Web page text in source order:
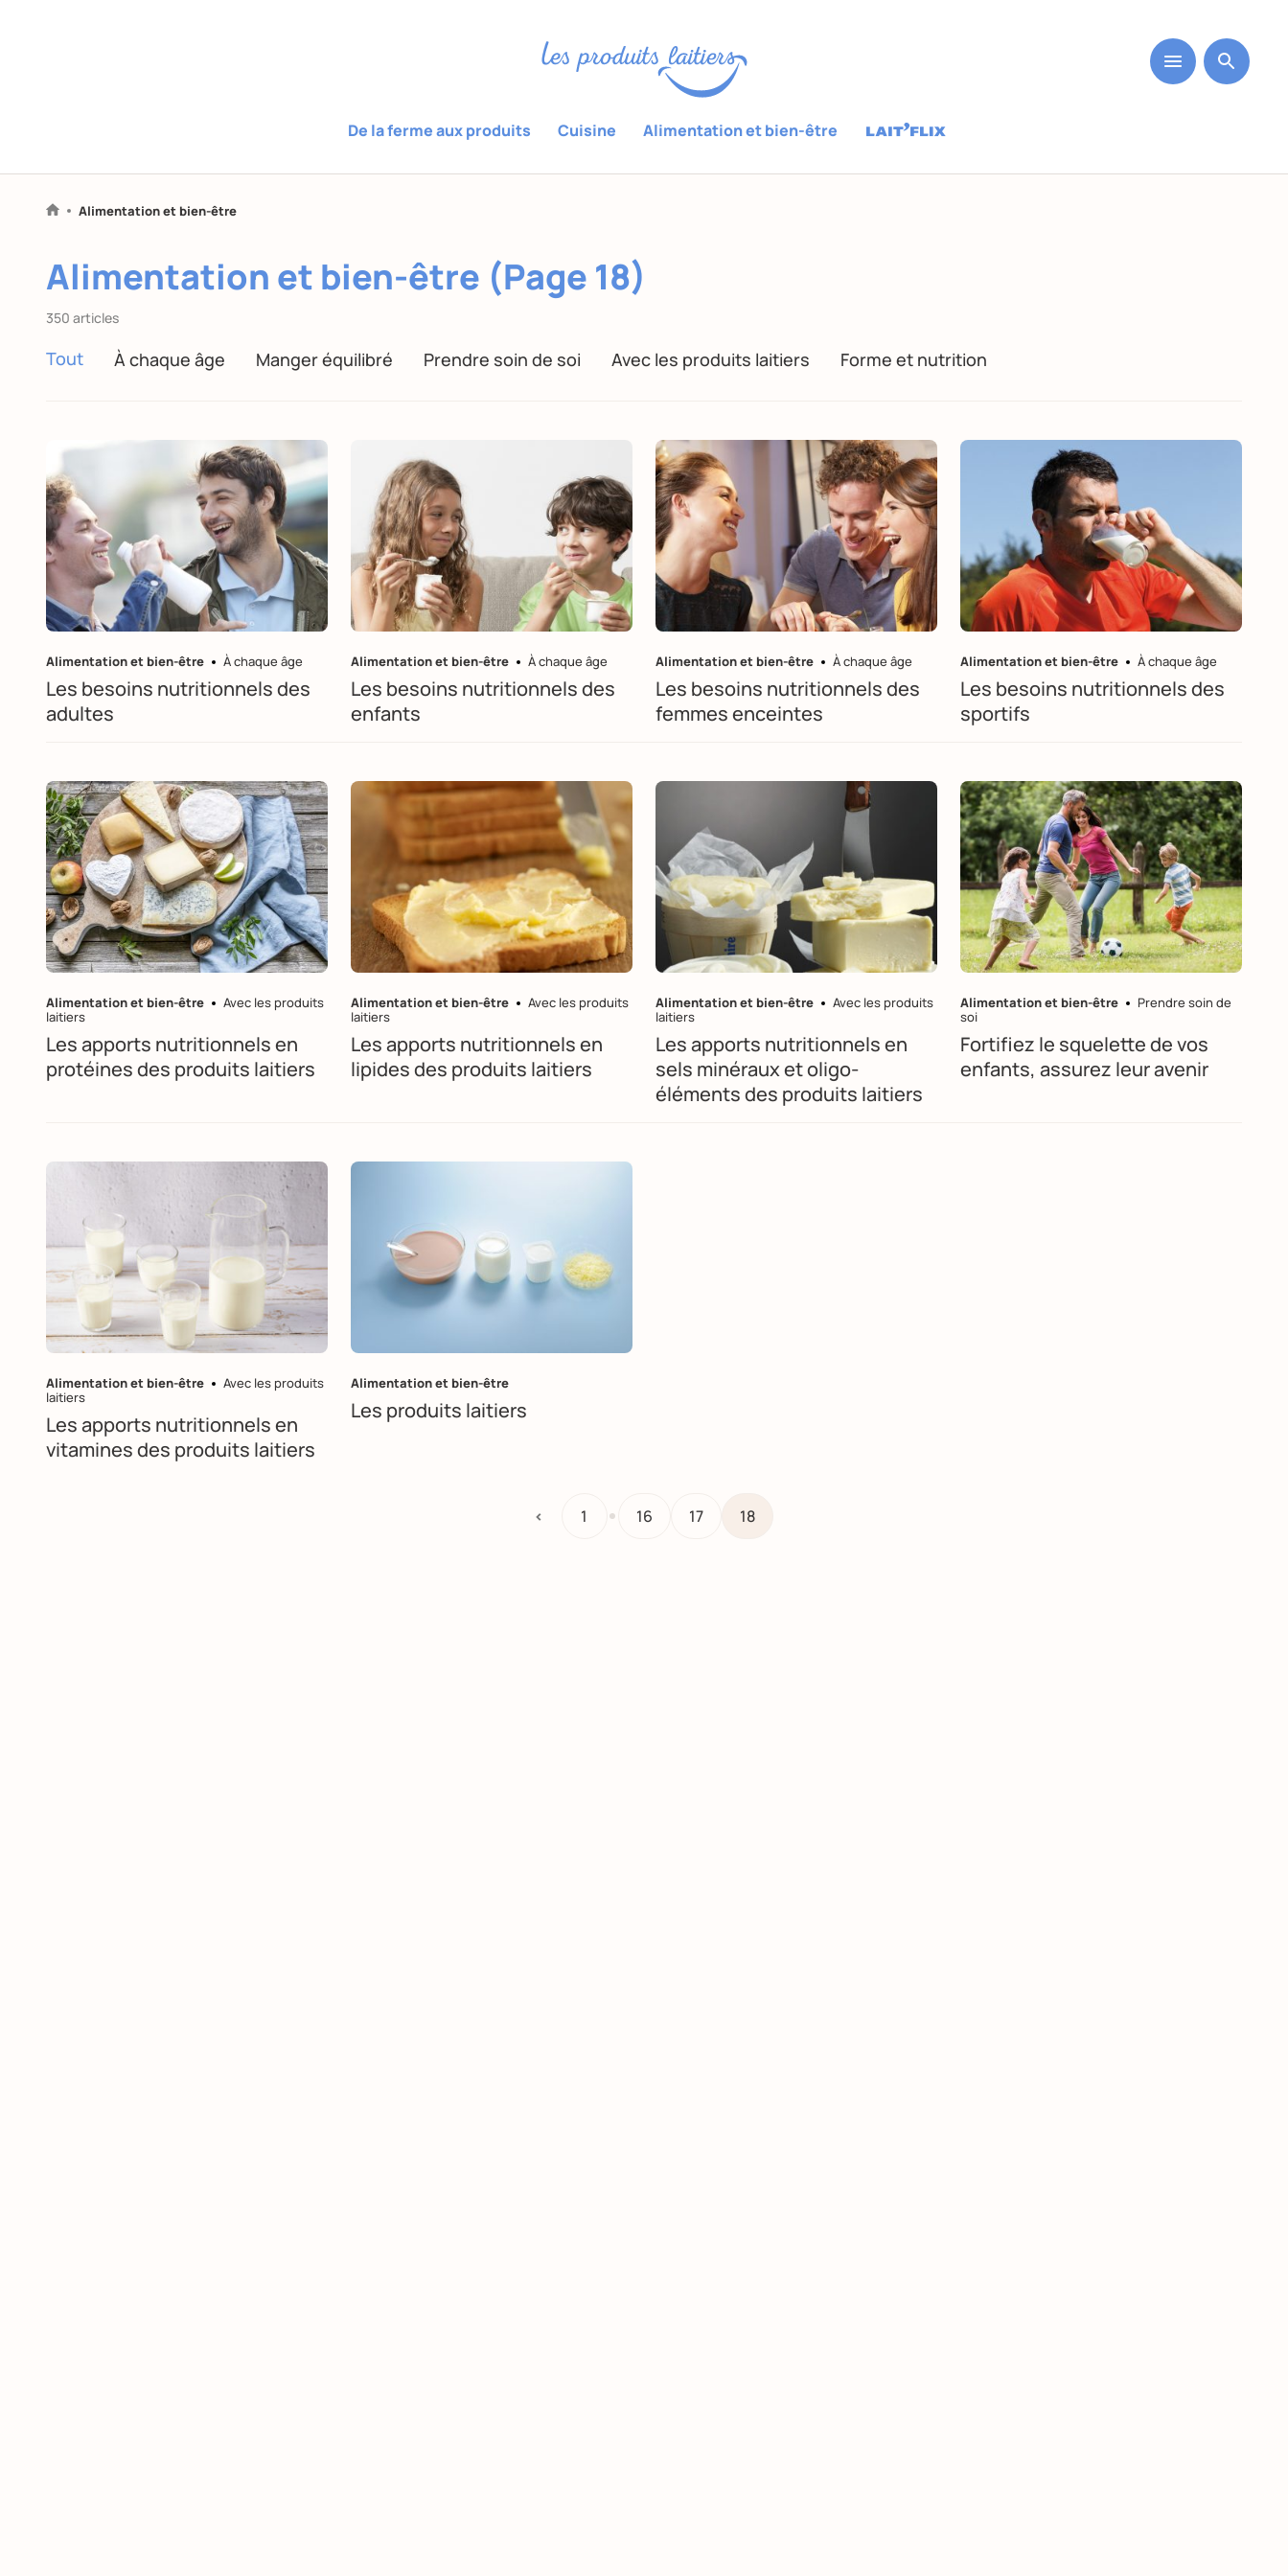
De la ferme aux produits Cuisine Alimentation et bien-être
Alimentation et bien-être
Alimentation et bien-être (Page 18)
350 articles
Tout À chaque âge Manger équilibré Prendre soin de soi Avec les produits laitiers Forme et nutrition
Alimentation et bien-être À chaque âge
Les besoins nutritionnels des
adultes
Alimentation et bien-être À chaque âge
Les besoins nutritionnels des
enfants
Alimentation et bien-être À chaque âge
Les besoins nutritionnels des
femmes enceintes
Alimentation et bien-être À chaque âge
Les besoins nutritionnels des
sportifs
Alimentation et bien-être
Avec les produits
laitiers
Les apports nutritionnels en
protéines des produits laitiers
Alimentation et bien-être
Avec les produits
laitiers
Les apports nutritionnels en
lipides des produits laitiers
Alimentation et bien-être
Avec les produits
laitiers
Les apports nutritionnels en
sels minéraux et oligo-
éléments des produits laitiers
Alimentation et bien-être
Prendre soin de
soi
Fortifiez le squelette de vos
enfants, assurez leur avenir
Alimentation et bien-être
Avec les produits
laitiers
Les apports nutritionnels en
vitamines des produits laitiers
Alimentation et bien-être
Les produits laitiers
< 1 16 17 18